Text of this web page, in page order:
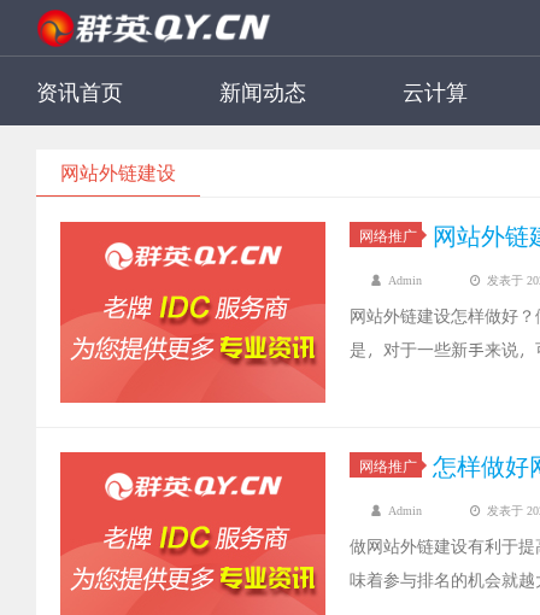
资讯首页 新闻动态 云计算
网站外链建设
网络推广 网站外链
Admin 发表于
网站外链建设怎样做好
是，对于一些新手来说
网络推广 怎样做好
Admin 发表于
做网站外链建设有利于
味着参与排名的机会就